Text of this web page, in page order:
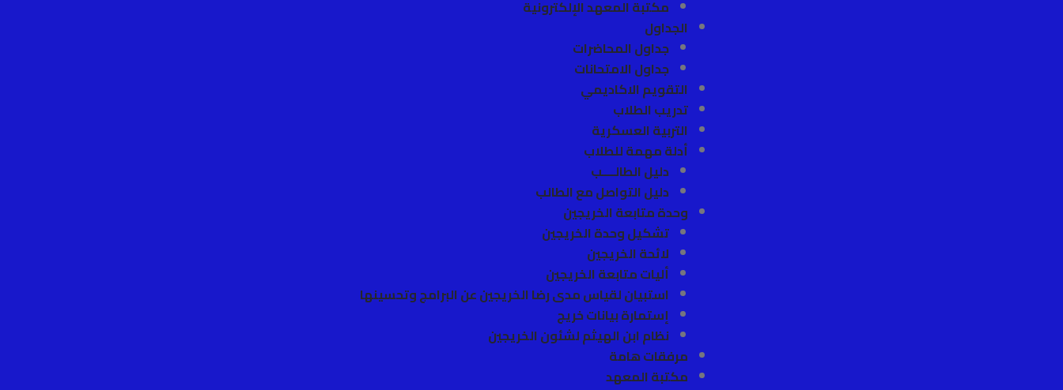
مكتبة المعهد الإلكترونية
الجداول
جداول المحاضرات
جداول الامتحانات
التقويم الاكاديمي
تدريب الطلاب
التربية العسكرية
أدلة مهمة للطلاب
دليل الطالــــب
دليل التواصل مع الطالب
وحدة متابعة الخريجين
تشكيل وحدة الخريجين
لائحة الخريجين
أليات متابعة الخريجين
استبيان لقياس مدى رضا الخريجين عن البرامج وتحسينها
إستمارة بيانات خريج
نظام ابن الهيثم لشئون الخريجين
مرفقات هامة
مكتبة المعهد